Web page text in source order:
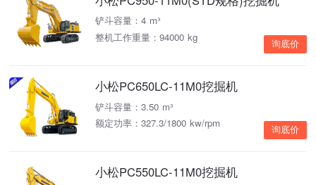
铲斗容量：4 m³
整机工作重量：94000 kg
询底价
小松PC650LC-11M0挖掘机
铲斗容量：3.50 m³
额定功率：327.3/1800 kw/rpm
询底价
小松PC550LC-11M0挖掘机